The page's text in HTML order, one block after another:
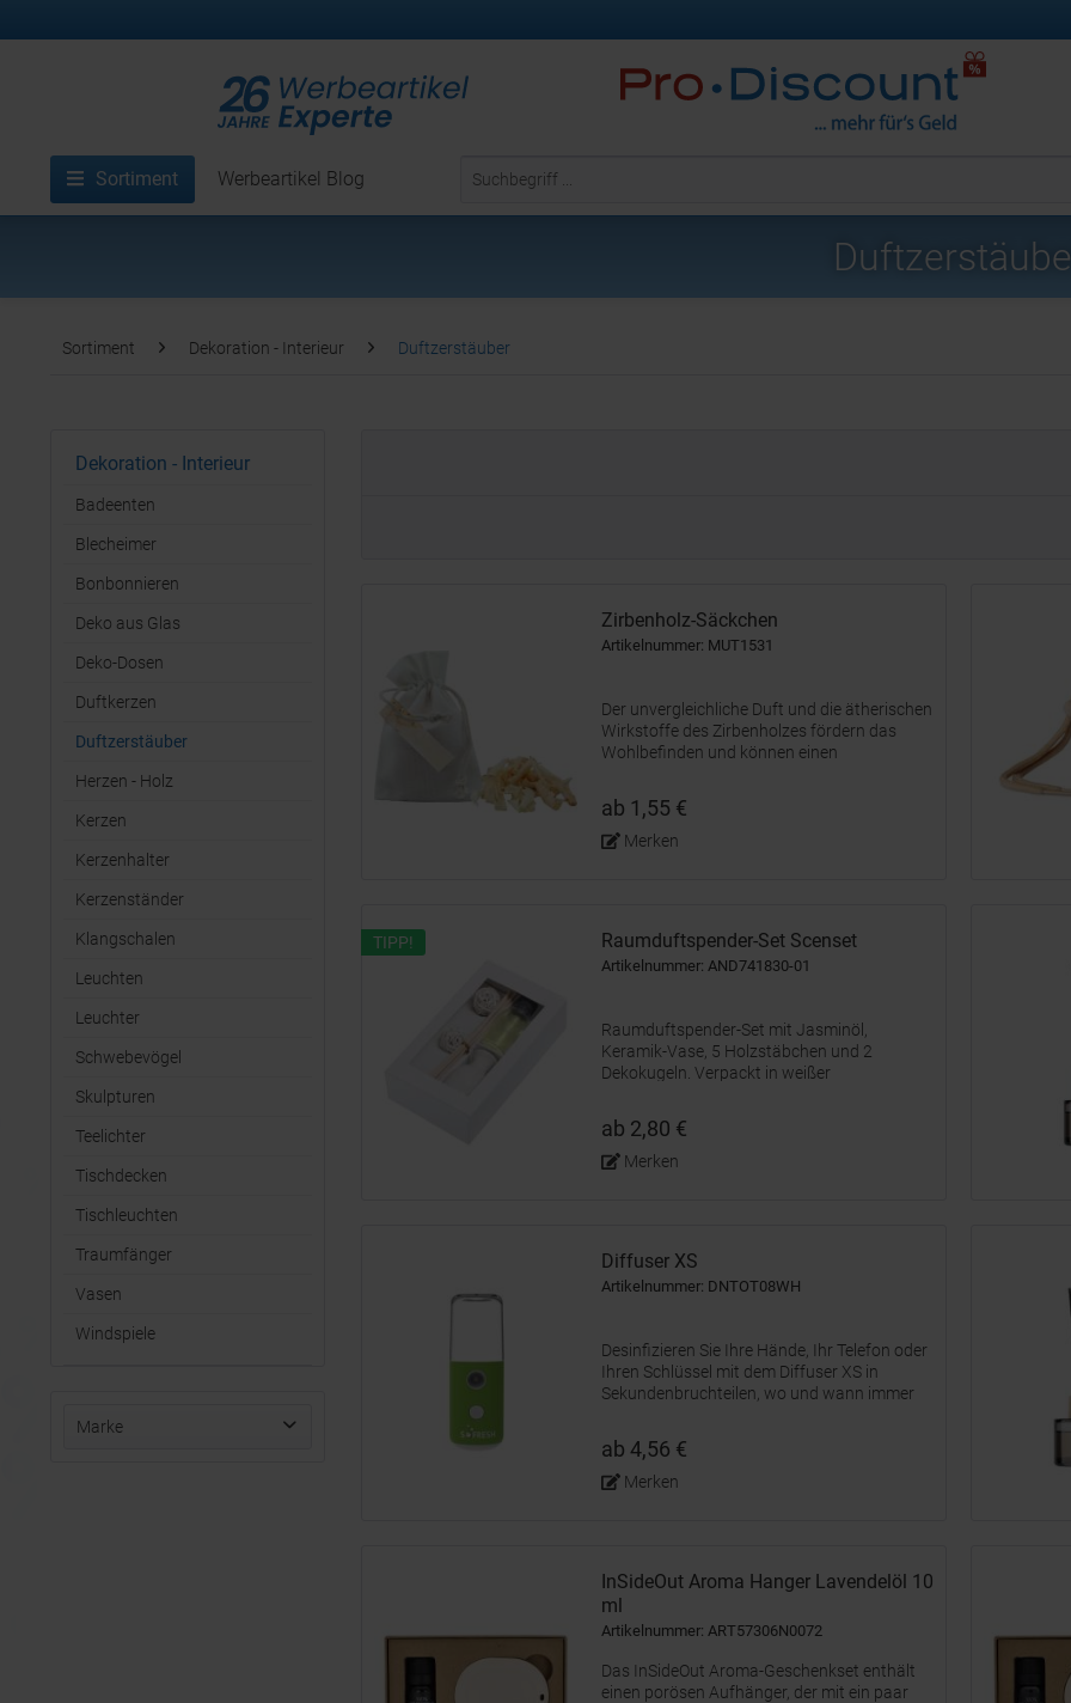
Sortiment Werbeartikel Blog
Sortiment Dekoration - Interieur Duftzerstäuber
Dekoration - Interieur
Badeenten
Blecheimer
Bonbonnieren
Deko aus Glas
Deko-Dosen
Duftkerzen
Duftzerstäuber
Herzen - Holz
Kerzen
Kerzenhalter
Kerzenständer
Klangschalen
Leuchten
Leuchter
Schwebevögel
Skulpturen
Teelichter
Tischdecken
Tischleuchten
Traumfänger
Vasen
Windspiele
Marke
Zirbenholz-Säckchen
Artikelnummer: MUT1531
Der unvergleichliche Duft und die ätherischen
Wirkstoffe des Zirbenholzes fördern das
Wohlbefinden und können einen
auch Ihren Kunden mit diesem Giveaway ein
ungewöhnliches Dufterlebnis. Das...
ab 1,55 €
Merken
TIPP! Raumduftspender-Set Scenset
Artikelnummer: AND741830-01
Raumduftspender-Set mit Jasminöl,
Keramik-Vase, 5 Holzstäbchen und 2
Dekokugeln. Verpackt in weißer
ab 2,80 €
Merken
Diffuser XS
Artikelnummer: DNTOT08WH
Desinfizieren Sie Ihre Hände, Ihr Telefon oder
Ihren Schlüssel mit dem Diffuser XS in
Sekundenbruchteilen, wo und wann immer
Desinfektionsgerät kann mit
Desinfektionsmittel (nicht im Lieferumfang
enthalten)...
ab 4,56 €
Merken
InSideOut Aroma Hanger Lavendelöl 10
ml
Artikelnummer: ART57306N0072
Das InSideOut Aroma-Geschenkset enthält
einen porösen Aufhänger, der mit ein paar